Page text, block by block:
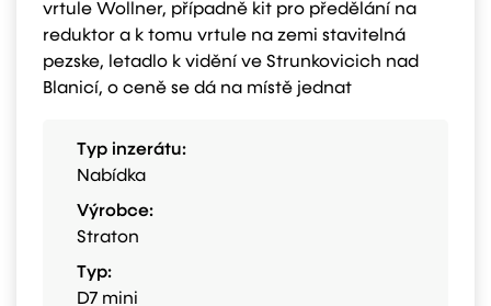
vrtule Wollner, případně kit pro předělání na
reduktor a k tomu vrtule na zemi stavitelná
pezske, letadlo k vidění ve Strunkovicich nad
Blanicí, o ceně se dá na místě jednat
Typ inzerátu:
Nabídka
Výrobce:
Straton
Typ:
D7 mini